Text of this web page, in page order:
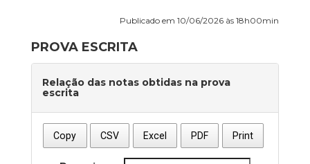
Publicado em 10/06/2026 às 18h00min
PROVA ESCRITA
Relação das notas obtidas na prova
escrita
Copy CSV Excel PDF Print